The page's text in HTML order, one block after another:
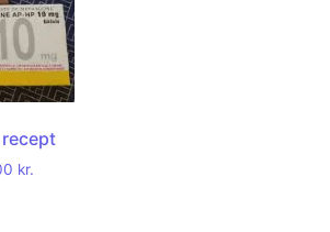
kr.